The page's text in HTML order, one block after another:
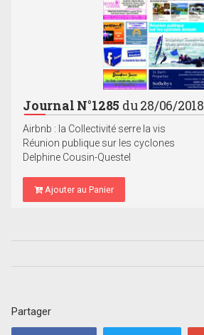
Journal N°1285 du 28/06/2018
Airbnb : la Collectivité serre la vis
Réunion publique sur les cyclones
Delphine Cousin-Questel
Ajouter au Panier
Partager